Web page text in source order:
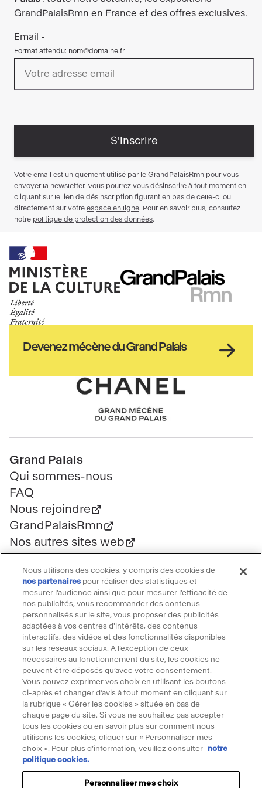
Ministère
de
la
Haut
de
Devenez mécène du Grand Palais
Chanel
Pied
de
page
Grand Palais
Qui sommes-nous
FAQ
Nous rejoindre
GrandPalaisRmn
Nos autres sites web
Mécénat
Presse
Marchés publics
Location d'espaces
Billetterie
Billetterie groupe
Service client
FAQ Billetterie
CGV
Règlement de visite
Suivre le Grand Palais
Accéder
Accéder
Accéder
Accéder
Accéder
Nous utilisons des cookies, y compris des cookies de
nos partenaires pour réaliser des statistiques et
mesurer l’audience ainsi que pour mesurer l’efficacité de
nos publicités, vous recommander des contenus
personnalisés sur le site, vous proposer des publicités
adaptées à vos centres d'intérêts, des contenus
interactifs, des vidéos et des fonctionnalités disponibles
sur les réseaux sociaux. A l’exception de ceux
nécessaires au fonctionnement du site, les cookies ne
peuvent être déposés qu’avec votre consentement.
Vous pouvez exprimer vos choix en utilisant les boutons
ci-après et changer d’avis à tout moment en cliquant sur
la rubrique « Gérer les cookies » située en bas de
chaque page du site. Si vous ne souhaitez pas accepter
tous les cookies ou en savoir plus sur comment nous
utilisons les cookies, cliquer sur « Personnaliser mes
choix ». Pour plus d’information, veuillez consulter
notre
politique cookies.
Personnaliser mes choix